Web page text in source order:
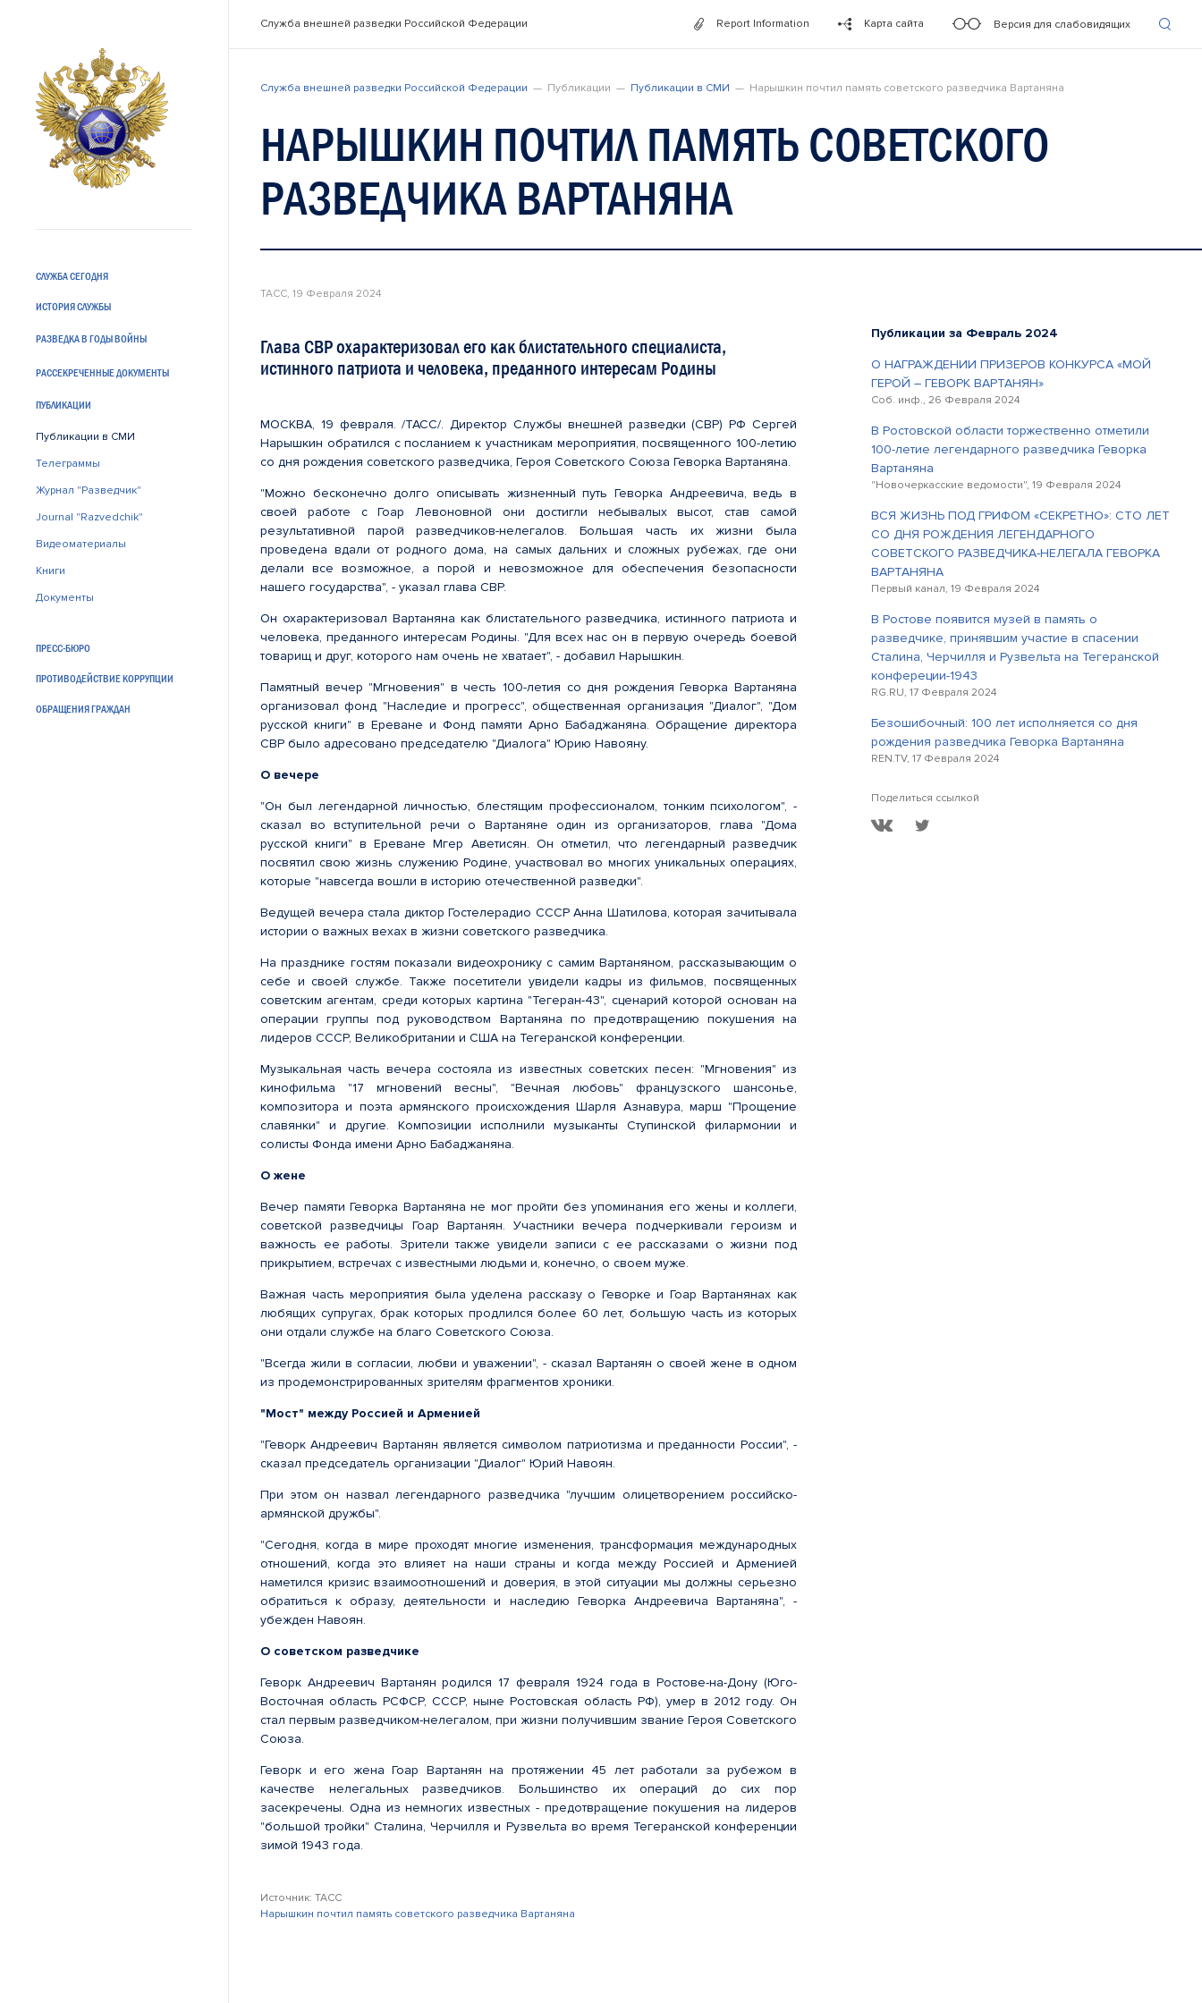
СЛУЖБА СЕГОДНЯ
ИСТОРИЯ СЛУЖБЫ
РАЗВЕДКА В ГОДЫ ВОЙНЫ
РАССЕКРЕЧЕННЫЕ ДОКУМЕНТЫ
ПУБЛИКАЦИИ
Публикации в СМИ
Телеграммы
Журнал "Разведчик"
Journal "Razvedchik"
Видеоматериалы
Книги
Документы
ПРЕСС-БЮРО
ПРОТИВОДЕЙСТВИЕ КОРРУПЦИИ
ОБРАЩЕНИЯ ГРАЖДАН
Служба внешней разведки Российской Федерации Report Information Карта сайта Версия для слабовидящих
Служба внешней разведки Российской Федерации Публикации Публикации в СМИ Нарышкин почтил память советского разведчика Вартаняна
НАРЫШКИН ПОЧТИЛ ПАМЯТЬ СОВЕТСКОГО
РАЗВЕДЧИКА ВАРТАНЯНА
ТАСС, 19 Февраля 2024
Глава СВР охарактеризовал его как блистательного специалиста,
истинного патриота и человека, преданного интересам Родины
МОСКВА, 19 февраля. /ТАСС/. Директор Службы внешней разведки (СВР) РФ Сергей
Нарышкин обратился с посланием к участникам мероприятия, посвященного 100-летию
со дня рождения советского разведчика, Героя Советского Союза Геворка Вартаняна.
"Можно бесконечно долго описывать жизненный путь Геворка Андреевича, ведь в
своей работе с Гоар Левоновной они достигли небывалых высот, став самой
результативной парой разведчиков-нелегалов. Большая часть их жизни была
проведена вдали от родного дома, на самых дальних и сложных рубежах, где они
делали все возможное, а порой и невозможное для обеспечения безопасности
нашего государства", - указал глава СВР.
Он охарактеризовал Вартаняна как блистательного разведчика, истинного патриота и
человека, преданного интересам Родины. "Для всех нас он в первую очередь боевой
товарищ и друг, которого нам очень не хватает", - добавил Нарышкин.
Памятный вечер "Мгновения" в честь 100-летия со дня рождения Геворка Вартаняна
организовал фонд "Наследие и прогресс", общественная организация "Диалог", "Дом
русской книги" в Ереване и Фонд памяти Арно Бабаджаняна. Обращение директора
СВР было адресовано председателю "Диалога" Юрию Навояну.
О вечере
"Он был легендарной личностью, блестящим профессионалом, тонким психологом", -
сказал во вступительной речи о Вартаняне один из организаторов, глава "Дома
русской книги" в Ереване Мгер Аветисян. Он отметил, что легендарный разведчик
посвятил свою жизнь служению Родине, участвовал во многих уникальных операциях,
которые "навсегда вошли в историю отечественной разведки".
Ведущей вечера стала диктор Гостелерадио СССР Анна Шатилова, которая зачитывала
истории о важных вехах в жизни советского разведчика.
На празднике гостям показали видеохронику с самим Вартаняном, рассказывающим о
себе и своей службе. Также посетители увидели кадры из фильмов, посвященных
советским агентам, среди которых картина "Тегеран-43", сценарий которой основан на
операции группы под руководством Вартаняна по предотвращению покушения на
лидеров СССР, Великобритании и США на Тегеранской конференции.
Музыкальная часть вечера состояла из известных советских песен: "Мгновения" из
кинофильма "17 мгновений весны", "Вечная любовь" французского шансонье,
композитора и поэта армянского происхождения Шарля Азнавура, марш "Прощение
славянки" и другие. Композиции исполнили музыканты Ступинской филармонии и
солисты Фонда имени Арно Бабаджаняна.
О жене
Вечер памяти Геворка Вартаняна не мог пройти без упоминания его жены и коллеги,
советской разведчицы Гоар Вартанян. Участники вечера подчеркивали героизм и
важность ее работы. Зрители также увидели записи с ее рассказами о жизни под
прикрытием, встречах с известными людьми и, конечно, о своем муже.
Важная часть мероприятия была уделена рассказу о Геворке и Гоар Вартанянах как
любящих супругах, брак которых продлился более 60 лет, большую часть из которых
они отдали службе на благо Советского Союза.
"Всегда жили в согласии, любви и уважении", - сказал Вартанян о своей жене в одном
из продемонстрированных зрителям фрагментов хроники.
"Мост" между Россией и Арменией
"Геворк Андреевич Вартанян является символом патриотизма и преданности России", -
сказал председатель организации "Диалог" Юрий Навоян.
При этом он назвал легендарного разведчика "лучшим олицетворением российско-
армянской дружбы".
"Сегодня, когда в мире проходят многие изменения, трансформация международных
отношений, когда это влияет на наши страны и когда между Россией и Арменией
наметился кризис взаимоотношений и доверия, в этой ситуации мы должны серьезно
обратиться к образу, деятельности и наследию Геворка Андреевича Вартаняна", -
убежден Навоян.
О советском разведчике
Геворк Андреевич Вартанян родился 17 февраля 1924 года в Ростове-на-Дону (Юго-
Восточная область РСФСР, СССР, ныне Ростовская область РФ), умер в 2012 году. Он
стал первым разведчиком-нелегалом, при жизни получившим звание Героя Советского
Союза.
Геворк и его жена Гоар Вартанян на протяжении 45 лет работали за рубежом в
качестве нелегальных разведчиков. Большинство их операций до сих пор
засекречены. Одна из немногих известных - предотвращение покушения на лидеров
"большой тройки" Сталина, Черчилля и Рузвельта во время Тегеранской конференции
зимой 1943 года.
Источник: ТАСС
Нарышкин почтил память советского разведчика Вартаняна
Публикации за Февраль 2024
О НАГРАЖДЕНИИ ПРИЗЕРОВ КОНКУРСА «МОЙ
ГЕРОЙ – ГЕВОРК ВАРТАНЯН»
Соб. инф., 26 Февраля 2024
В Ростовской области торжественно отметили
100-летие легендарного разведчика Геворка
Вартаняна
"Новочеркасские ведомости", 19 Февраля 2024
ВСЯ ЖИЗНЬ ПОД ГРИФОМ «СЕКРЕТНО»: СТО ЛЕТ
СО ДНЯ РОЖДЕНИЯ ЛЕГЕНДАРНОГО
СОВЕТСКОГО РАЗВЕДЧИКА-НЕЛЕГАЛА ГЕВОРКА
ВАРТАНЯНА
Первый канал, 19 Февраля 2024
В Ростове появится музей в память о
разведчике, принявшим участие в спасении
Сталина, Черчилля и Рузвельта на Тегеранской
конфереции-1943
RG.RU, 17 Февраля 2024
Безошибочный: 100 лет исполняется со дня
рождения разведчика Геворка Вартаняна
REN.TV, 17 Февраля 2024
Поделиться ссылкой